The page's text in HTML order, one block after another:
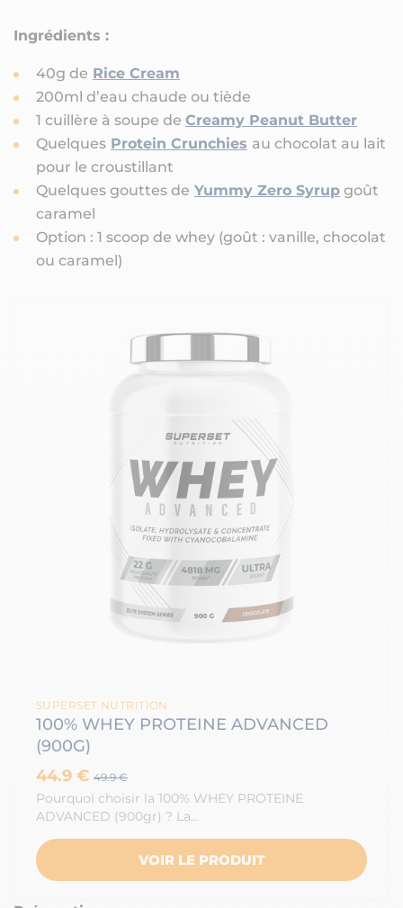
Ingrédients :
40g de Rice Cream
200ml d’eau chaude ou tiède
1 cuillère à soupe de Creamy Peanut Butter
Quelques Protein Crunchies au chocolat au lait
pour le croustillant
Quelques gouttes de Yummy Zero Syrup goût
caramel
Option : 1 scoop de whey (goût : vanille, chocolat
ou caramel)
SUPERSET NUTRITION
100% WHEY PROTEINE ADVANCED
(900G)
44.9 € 49.9 €
Pourquoi choisir la 100% WHEY PROTEINE
ADVANCED (900gr) ? La…
VOIR LE PRODUIT